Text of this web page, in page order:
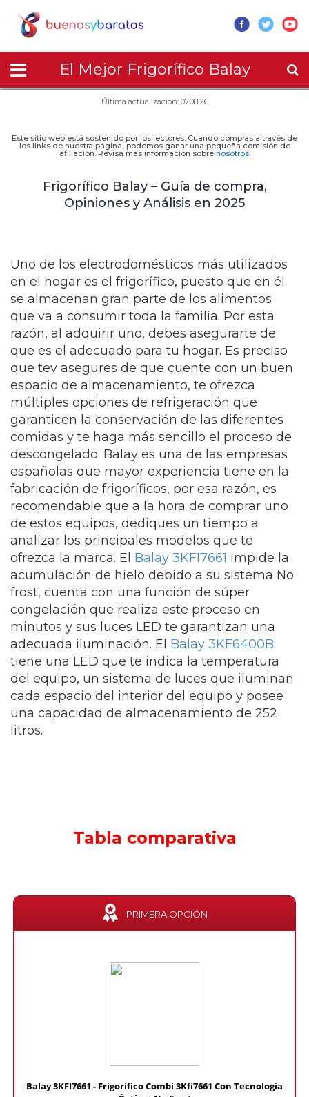
El Mejor Frigorífico Balay
Última actualización: 07.08.26
Este sitio web está sostenido por los lectores. Cuando compras a través de
los links de nuestra página, podemos ganar una pequeña comisión de
afiliación. Revisa más información sobre nosotros.
Frigorífico Balay – Guía de compra,
Opiniones y Análisis en 2025
Uno de los electrodomésticos más utilizados
en el hogar es el frigorífico, puesto que en él
se almacenan gran parte de los alimentos
que va a consumir toda la familia. Por esta
razón, al adquirir uno, debes asegurarte de
que es el adecuado para tu hogar. Es preciso
que tev asegures de que cuente con un buen
espacio de almacenamiento, te ofrezca
múltiples opciones de refrigeración que
garanticen la conservación de las diferentes
comidas y te haga más sencillo el proceso de
descongelado. Balay es una de las empresas
españolas que mayor experiencia tiene en la
fabricación de frigoríficos, por esa razón, es
recomendable que a la hora de comprar uno
de estos equipos, dediques un tiempo a
analizar los principales modelos que te
ofrezca la marca. El Balay 3KFI7661 impide la
acumulación de hielo debido a su sistema No
frost, cuenta con una función de súper
congelación que realiza este proceso en
minutos y sus luces LED te garantizan una
adecuada iluminación. El Balay 3KF6400B
tiene una LED que te indica la temperatura
del equipo, un sistema de luces que iluminan
cada espacio del interior del equipo y posee
una capacidad de almacenamiento de 252
litros.
Tabla comparativa
PRIMERA OPCIÓN
Balay 3KFI7661 - Frigorífico Combi 3Kfi7661 Con Tecnología